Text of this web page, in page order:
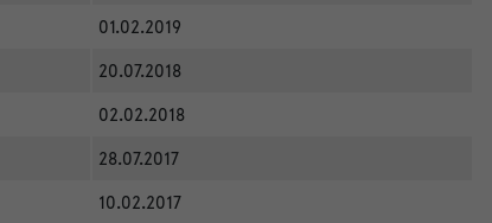
01.02.2019
20.07.2018
02.02.2018
28.07.2017
10.02.2017